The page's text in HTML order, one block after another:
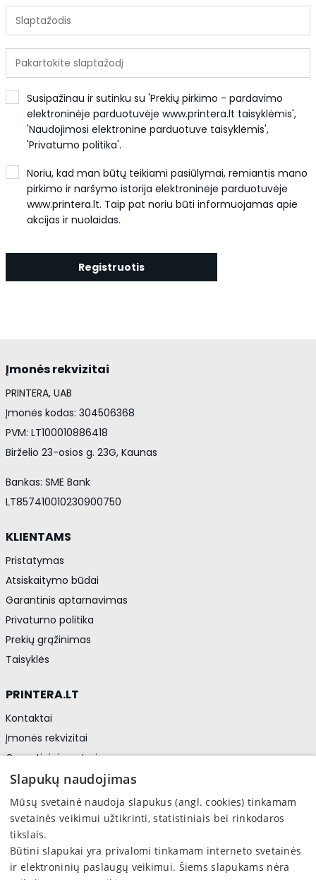
Slaptažodis
Pakartokite slaptažodį
Susipažinau ir sutinku su 'Prekių pirkimo - pardavimo
elektroninėje parduotuvėje www.printera.lt taisyklėmis',
'Naudojimosi elektronine parduotuve taisyklėmis',
'Privatumo politika'.
Noriu, kad man būtų teikiami pasiūlymai, remiantis mano
pirkimo ir naršymo istorija elektroninėje parduotuvėje
www.printera.lt. Taip pat noriu būti informuojamas apie
akcijas ir nuolaidas.
Registruotis
Įmonės rekvizitai
PRINTERA, UAB
Įmonės kodas: 304506368
PVM: LT100010886418
Birželio 23-osios g. 23G, Kaunas
Bankas: SME Bank
LT857410010230900750
KLIENTAMS
Pristatymas
Atsiskaitymo būdai
Garantinis aptarnavimas
Privatumo politika
Prekių grąžinimas
Taisyklės
PRINTERA.LT
Kontaktai
Įmonės rekvizitai
Garantiniai centrai
Privatumo politika
Asmens duomenų apsauga
Sekite mus
Facebook
Slapukų naudojimas
Mūsų svetainė naudoja slapukus (angl. cookies) tinkamam
svetainės veikimui užtikrinti, statistiniais bei rinkodaros
tikslais.
Būtini slapukai yra privalomi tinkamam interneto svetainės
ir elektroninių paslaugų veikimui. Šiems slapukams nėra